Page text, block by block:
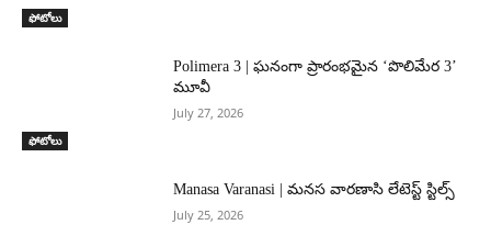
ఫోటోలు
ఫోటోలు
Polimera 3 | ఘనంగా ప్రారంభమైన ‘పొలిమేర 3’
మూవీ
July 27, 2026
Manasa Varanasi | మనస వారణాసి లేటెస్ట్ స్టిల్స్
July 25, 2026